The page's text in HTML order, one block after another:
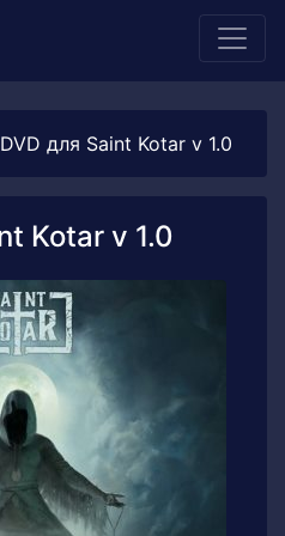
для Saint Kotar v 1.0
Kotar v 1.0